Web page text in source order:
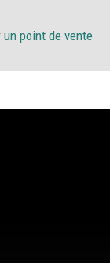
un point de vente